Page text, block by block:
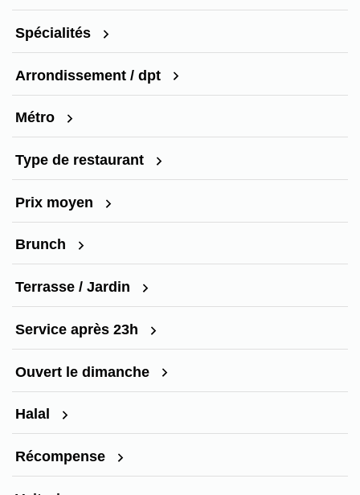
Spécialités
Arrondissement / dpt
Métro
Type de restaurant
Prix moyen
Brunch
Terrasse / Jardin
Service après 23h
Ouvert le dimanche
Halal
Récompense